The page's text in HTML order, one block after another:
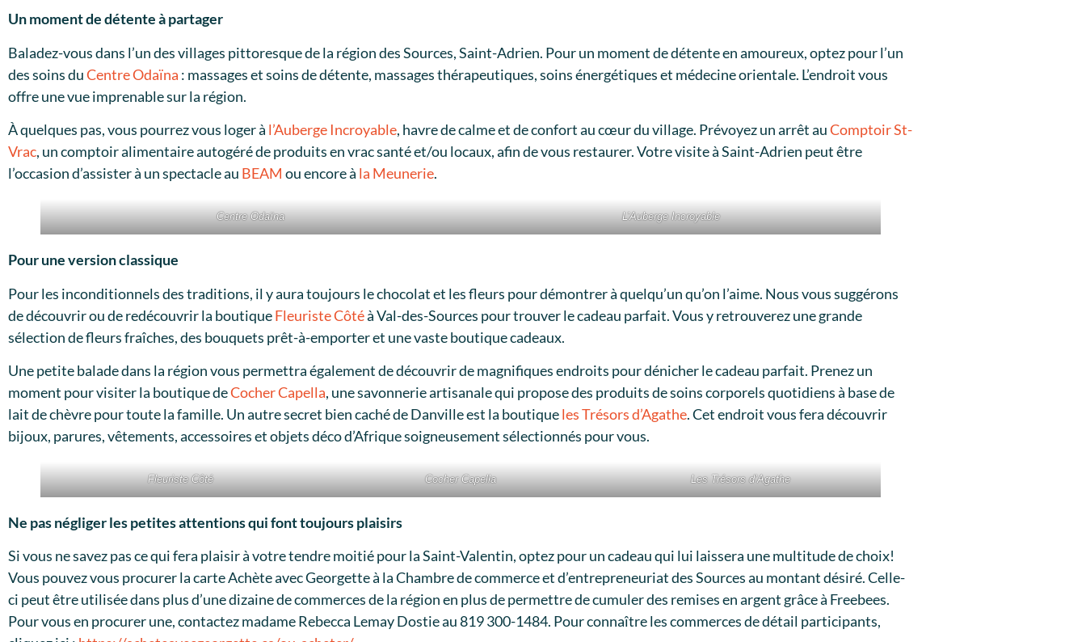
Un moment de détente à partager
Baladez-vous dans l’un des villages pittoresque de la région des Sources, Saint-Adrien. Pour un moment de détente en amoureux, optez pour l’un
des soins duCentre Odaïna : massages et soins de détente, massages thérapeutiques, soins énergétiques et médecine orientale. L’endroit vous
offre une vue imprenable sur la région.
À quelques pas, vous pourrez vous loger à l’Auberge Incroyable, havre de calme et de confort au cœur du village. Prévoyez un arrêt auComptoir St-
Vrac, un comptoir alimentaire autogéré de produits en vrac santé et/ou locaux, afin de vous restaurer. Votre visite à Saint-Adrien peut être
l’occasion d’assister à un spectacle au BEAM ou encore à la Meunerie.
Centre Odaïna L’Auberge Incroyable
Pour une version classique
Pour les inconditionnels des traditions, il y aura toujours le chocolat et les fleurs pour démontrer à quelqu’un qu’on l’aime. Nous vous suggérons
de découvrir ou de redécouvrir la boutiqueFleuriste Côtéà Val-des-Sources pour trouver le cadeau parfait. Vous y retrouverez une grande
sélection de fleurs fraîches, des bouquets prêt-à-emporter et une vaste boutique cadeaux.
Une petite balade dans la région vous permettra également de découvrir de magnifiques endroits pour dénicher le cadeau parfait. Prenez un
moment pour visiter la boutique deCocher Capella, une savonnerie artisanale qui propose des produits de soins corporels quotidiens à base de
lait de chèvre pour toute la famille. Un autre secret bien caché de Danville est la boutiqueles Trésors d’Agathe. Cet endroit vous fera découvrir
bijoux, parures, vêtements, accessoires et objets déco d’Afrique soigneusement sélectionnés pour vous.
Fleuriste Côté Cocher Capella Les Trésors d’Agathe
Ne pas négliger les petites attentions qui font toujours plaisirs
Si vous ne savez pas ce qui fera plaisir à votre tendre moitié pour la Saint-Valentin, optez pour un cadeau qui lui laissera une multitude de choix!
Vous pouvez vous procurer la carte Achète avec Georgette à la Chambre de commerce et d’entrepreneuriat des Sources au montant désiré. Celle-
ci peut être utilisée dans plus d’une dizaine de commerces de la région en plus de permettre de cumuler des remises en argent grâce à Freebees.
Pour vous en procurer une, contactez madame Rebecca Lemay Dostie au 819 300-1484. Pour connaître les commerces de détail participants,